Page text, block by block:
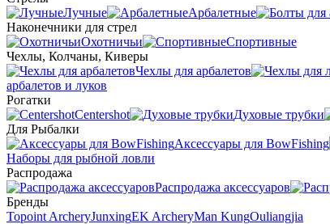
Лучные
Арбалетные
Наконечники для стрел
Охотничьи
Спортивные
Чехлы, Колчаны, Киверы
Чехлы для арбалетов
арбалетов и луков
Рогатки
Centershot
Духовые трубки
Для Рыбалки
Аксессуары для BowFishing
Наборы для рыбной ловли
Распродажа
Распродажа аксессуаров
Бренды
Topoint ArcheryJunxingEK ArcheryMan KungOuliangjia